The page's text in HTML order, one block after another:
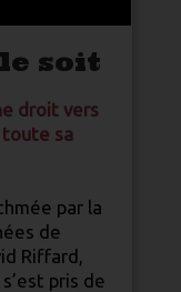
soit
droit vers
sa
par la
de
Riffard,
pris de
légales